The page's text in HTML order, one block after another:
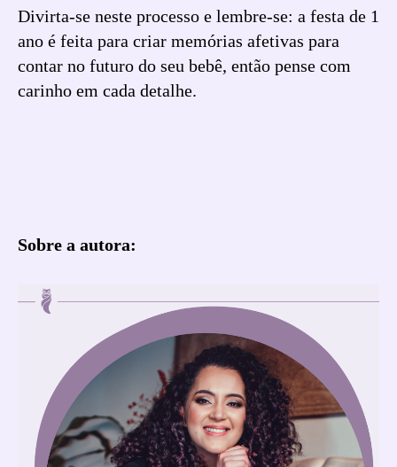
Divirta-se neste processo e lembre-se: a festa de 1
ano é feita para criar memórias afetivas para
contar no futuro do seu bebê, então pense com
carinho em cada detalhe.
Sobre a autora: